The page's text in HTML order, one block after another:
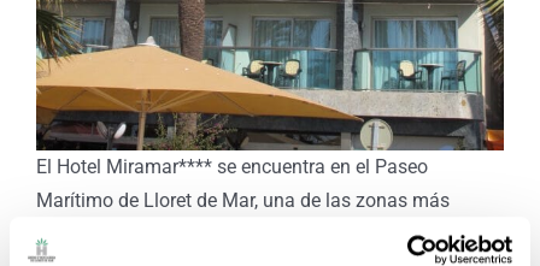
El Hotel Miramar**** se encuentra en el Paseo
Marítimo de Lloret de Mar, una de las zonas más
bonitas y tranquilas de la población. A tan sólo 30 m